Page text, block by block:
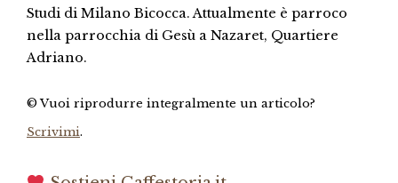
Studi di Milano Bicocca. Attualmente è parroco
nella parrocchia di Gesù a Nazaret, Quartiere
Adriano.
© Vuoi riprodurre integralmente un articolo?
Scrivimi.